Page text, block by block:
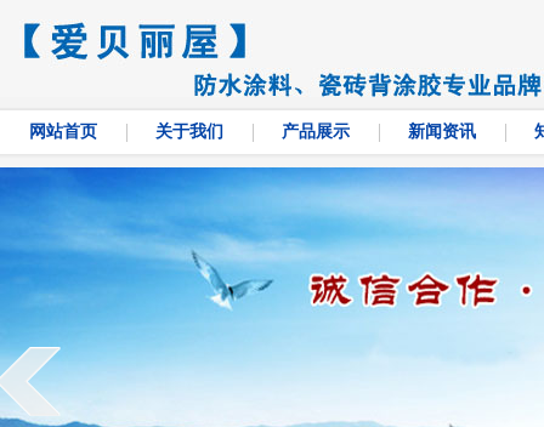
网站首页 关于我们 产品展示 新闻资讯